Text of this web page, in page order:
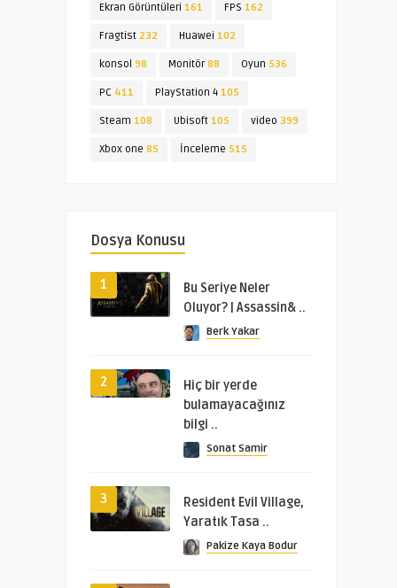
Ekran Görüntüleri 161 FPS 162
Fragtist 232 Huawei 102
konsol 98 Monitör88 Oyun 536
PC 411 PlayStation 4 105
Steam 108 Ubisoft 105 video 399
Xbox one 85 İnceleme 515
Dosya Konusu
1
Bu Seriye Neler
Oluyor? | Assassin& ..
Berk Yakar
2
Hiç bir yerde
bulamayacağınız
bilgi ..
Sonat Samir
3
Resident Evil Village,
Yaratık Tasa ..
Pakize Kaya Bodur